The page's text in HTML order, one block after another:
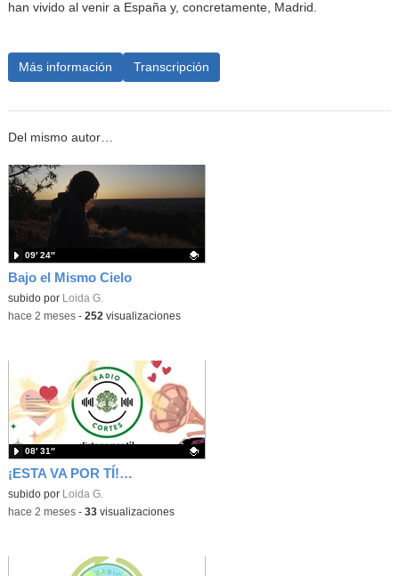
han vivido al venir a España y, concretamente, Madrid.
Más información Transcripción
Del mismo autor…
Bajo el Mismo Cielo
Contenido educativo.
subido por Loida G.
09′ 24″
-hace 2 meses- 252 visualizaciones
¡ESTA VA POR TÍ! EPISODIO 3 ALEX, LOIDA Y GEMA
Contenido educativo.
subido por Loida G.
08′ 31″
-hace 2 meses- 33visualizaciones